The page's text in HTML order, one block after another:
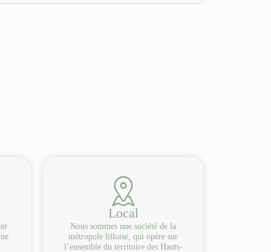
Local
Nous sommes une société de la
métropole lilloise, qui opère sur
l’ensemble du territoire des Hauts-